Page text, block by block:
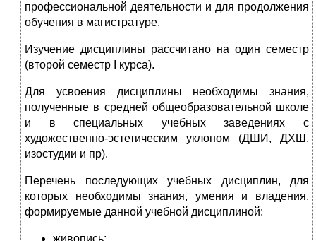
профессиональной деятельности и для продолжения
обучения в магистратуре.
Изучение дисциплины рассчитано на один семестр
(второй семестр I курса).
Для усвоения дисциплины необходимы знания,
полученные в средней общеобразовательной школе
и в специальных учебных заведениях с
художественно-эстетическим уклоном (ДШИ, ДХШ,
изостудии и пр).
Перечень последующих учебных дисциплин, для
которых необходимы знания, умения и владения,
формируемые данной учебной дисциплиной: